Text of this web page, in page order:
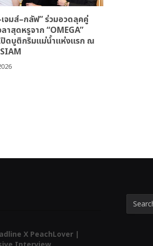
จมส์–กลัฟ” ร่วมอวดลุคคู่
ลาสุดหรูจาก “OMEGA”
ปิดบูติกริมแม่น้ำแห่งแรก ณ
X PeachLover |